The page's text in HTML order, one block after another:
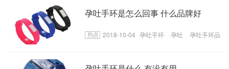
孕吐手环是怎么回事 什么品牌好
2018-10-04 孕吐手环 孕吐
孕吐手环品